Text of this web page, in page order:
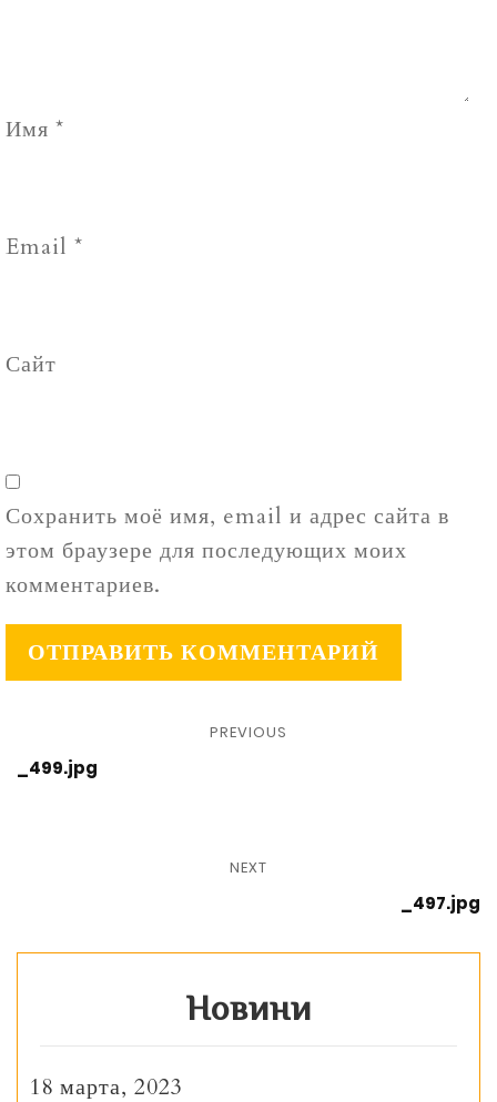
Имя *
Email *
Сайт
Сохранить моё имя, email и адрес сайта в
этом браузере для последующих моих
комментариев.
PREVIOUS
_499.jpg
NEXT
_497.jpg
Новини
18 марта, 2023